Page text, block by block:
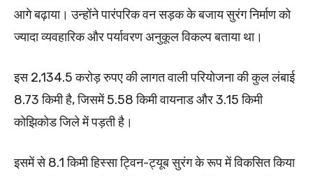
आगे बढ़ाया। उन्होंने पारंपरिक वन सड़क के बजाय सुरंग निर्माण को
ज्यादा व्यवहारिक और पर्यावरण अनुकूल विकल्प बताया था।
इस 2,134.5 करोड़ रुपए की लागत वाली परियोजना की कुल लंबाई
8.73 किमी है, जिसमें 5.58 किमी वायनाड और 3.15 किमी
कोझिकोड जिले में पड़ती है।
इसमें से 8.1 किमी हिस्सा ट्विन-ट्यूब सुरंग के रूप में विकसित किया